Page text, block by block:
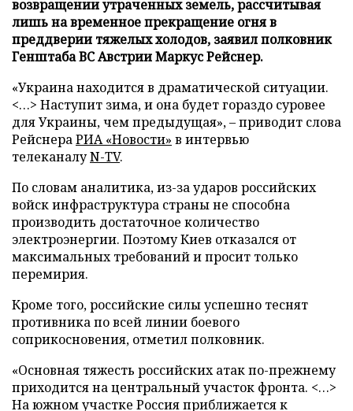
возвращении утраченных земель, рассчитывая
лишь на временное прекращение огня в
преддверии тяжелых холодов, заявил полковник
Генштаба ВС Австрии Маркус Рейснер.
«Украина находится в драматической ситуации.
<…> Наступит зима, и она будет гораздо суровее
для Украины, чем предыдущая», – приводит слова
РейснераРИА «Новости» в интервью
телеканалуN-TV.
По словам аналитика, из-за ударов российских
войск инфраструктура страны не способна
производить достаточное количество
электроэнергии. Поэтому Киев отказался от
максимальных требований и просит только
перемирия.
Кроме того, российские силы успешно теснят
противника по всей линии боевого
соприкосновения, отметил полковник.
«Основная тяжесть российских атак по-прежнему
приходится на центральный участок фронта. <…>
На южном участке Россия приближается к